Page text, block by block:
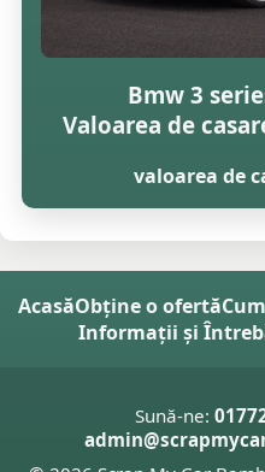
Bmw 3
Valoarea de
valoarea de
AcasăObține o ofertă
Informații și
Sună-ne: